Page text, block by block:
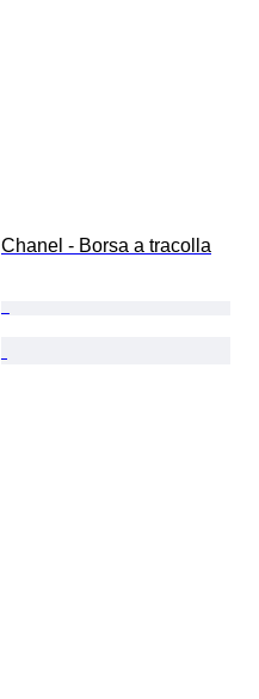
Chanel - Borsa a tracolla